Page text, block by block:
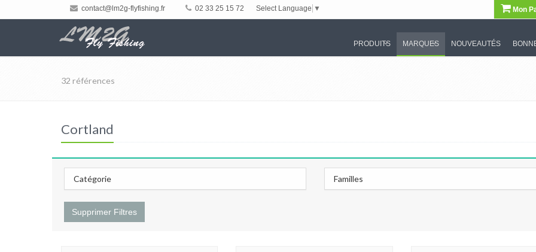
contact@lm2g-flyfishing.fr 02 33 25 15 72 Select Language ▼ Mon
PRODUITS MARQUES NOUVEAUTÉS
32 références
Cortland
Catégorie Familles
Supprimer Filtres